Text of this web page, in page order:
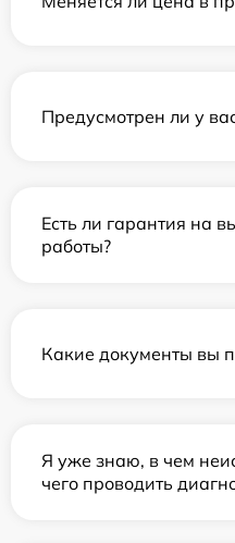
Предусмотрен ли у
Есть ли гарантия на
работы?
Какие документы вы
Я уже знаю, в чем
чего проводить